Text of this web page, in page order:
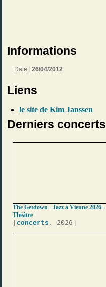
Informations
Date :26/04/2012
Liens
le site de Kim Janssen
Derniers concerts
The Getdown - Jazz à Vienne 2026 -
Théâtre
[concerts , 2026]